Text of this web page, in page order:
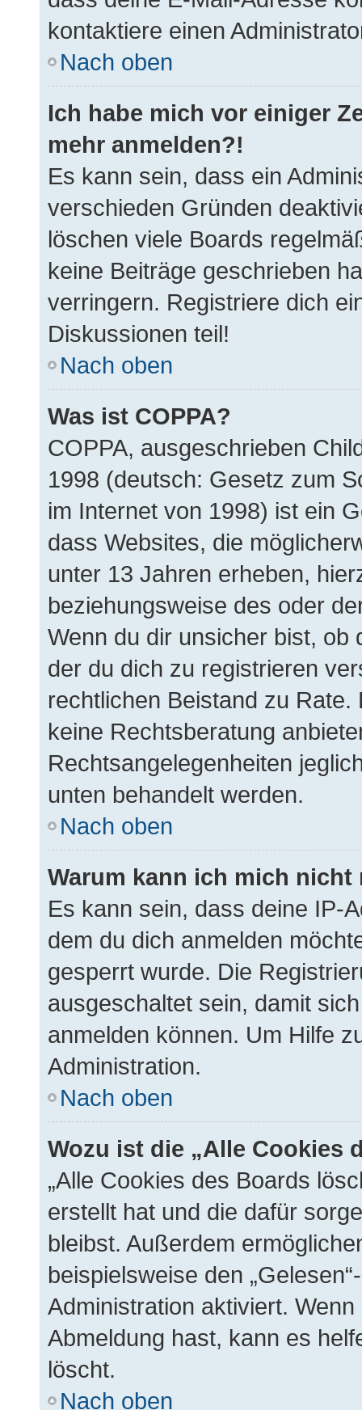
kontaktiere einen
Nach oben
Ich habe mich vor einiger
mehr anmelden?!
Es kann sein, dass ein
verschieden Gründen
löschen viele Boards
keine Beiträge geschrieben
verringern. Registriere dich
Diskussionen teil!
Nach oben
Was ist COPPA?
COPPA, ausgeschrieben
1998 (deutsch: Gesetz zum
im Internet von 1998) ist ein
dass Websites, die
unter 13 Jahren erheben,
beziehungsweise des oder
Wenn du dir unsicher bist, ob
der du dich zu registrieren
rechtlichen Beistand zu
keine Rechtsberatung
Rechtsangelegenheiten
unten behandelt werden.
Nach oben
Warum kann ich mich nicht
Es kann sein, dass deine IP-
dem du dich anmelden
gesperrt wurde. Die
ausgeschaltet sein, damit
anmelden können. Um Hilfe
Administration.
Nach oben
Wozu ist die „Alle Cookies
„Alle Cookies des Boards
erstellt hat und die dafür
bleibst. Außerdem
beispielsweise den
Administration aktiviert.
Abmeldung hast, kann es
löscht.
Nach oben